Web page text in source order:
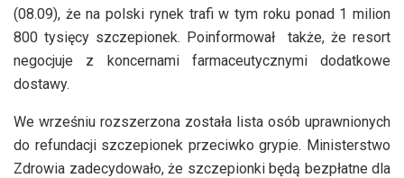
(08.09), że na polski rynek trafi w tym roku ponad 1 milion
800 tysięcy szczepionek. Poinformował także, że resort
negocjuje z koncernami farmaceutycznymi dodatkowe
dostawy.
We wrześniu rozszerzona została lista osób uprawnionych
do refundacji szczepionek przeciwko grypie. Ministerstwo
Zdrowia zadecydowało, że szczepionki będą bezpłatne dla